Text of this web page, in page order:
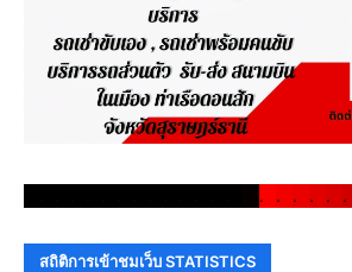
. . . . . .
สถิติการเข้าชมเว็บ STATISTICS